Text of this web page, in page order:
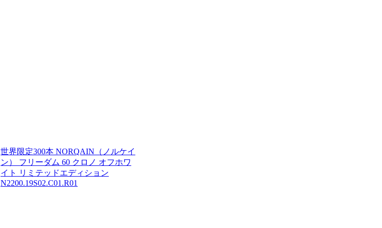
世界限定300本 NORQAIN（ノルケイ
ン）
フリーダム 60 クロノ オフホワ
イト リミテッドエディション
N2200.19S02.C01.R01